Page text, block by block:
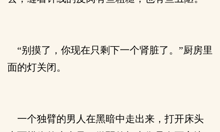
“别摸了，你现在只剩下一个肾脏了。”厨房里
面的灯关闭。
一个独臂的男人在黑暗中走出来，打开床头